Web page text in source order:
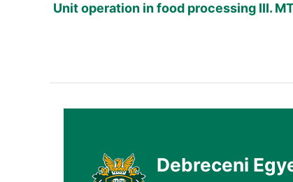
Unit operation in food processing III.
Debreceni